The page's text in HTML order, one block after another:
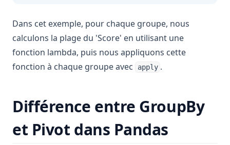
Dans cet exemple, pour chaque groupe, nous
calculons la plage du 'Score' en utilisant une
fonction lambda, puis nous appliquons cette
fonction à chaque groupe avec
apply .
Différence entre GroupBy
et Pivot dans Pandas